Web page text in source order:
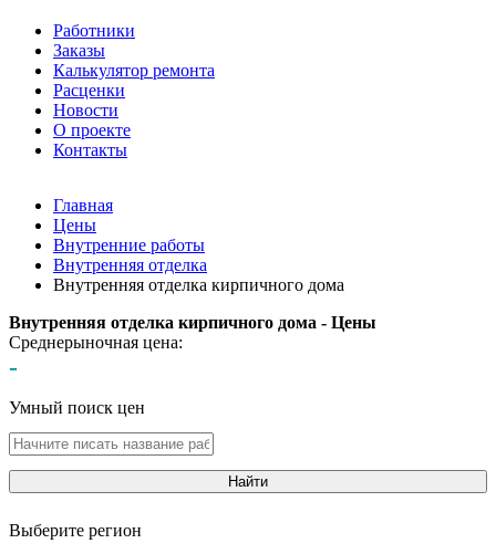
Работники
Заказы
Калькулятор ремонта
Расценки
Новости
О проекте
Контакты
Главная
Цены
Внутренние работы
Внутренняя отделка
Внутренняя отделка кирпичного дома
Внутренняя отделка кирпичного дома - Цены
Среднерыночная цена:
-
Умный поиск цен
Найти
Выберите регион